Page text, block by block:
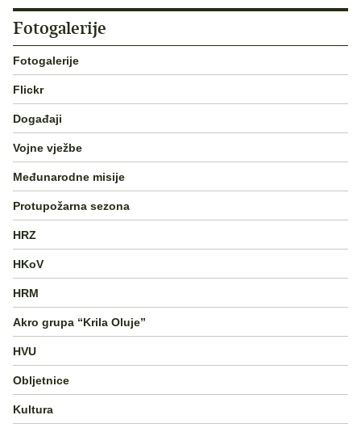
Fotogalerije
Fotogalerije
Flickr
Događaji
Vojne vježbe
Međunarodne misije
Protupožarna sezona
HRZ
HKoV
HRM
Akro grupa “Krila Oluje”
HVU
Obljetnice
Kultura